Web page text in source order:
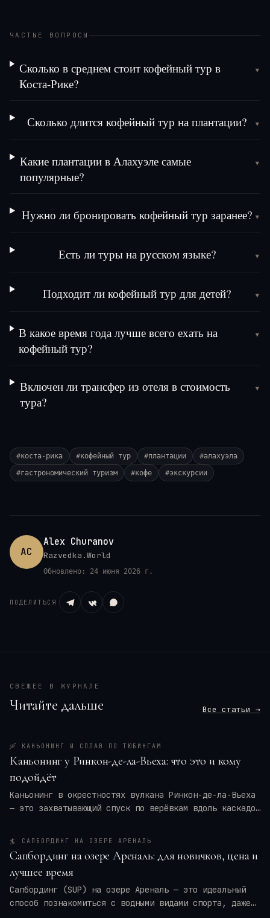
ЧАСТЫЕ ВОПРОСЫ
Сколько в среднем стоит кофейный тур в
Коста-Рике?
▾
Сколько длится кофейный тур на плантации? ▾
Какие плантации в Алахуэле самые
популярные?
▾
Нужно ли бронировать кофейный тур заранее? ▾
Есть ли туры на русском языке? ▾
Подходит ли кофейный тур для детей? ▾
В какое время года лучше всего ехать на
кофейный тур?
▾
Включен ли трансфер из отеля в стоимость
тура?
▾
#коста-рика #кофейный тур #плантации #алахуэла
#гастрономический туризм #кофе #экскурсии
AC
Alex Churanov
Razvedka.World
Обновлено: 24 июня 2026 г.
ПОДЕЛИТЬСЯ
СВЕЖЕЕ В ЖУРНАЛЕ
Читайте дальше Все статьи →
🛶 КАНЬОНИНГ И СПЛАВ ПО ТЮБИНГАМ
Каньонинг у Ринкон-де-ла-Вьеха: что это и кому
подойдёт
Каньонинг в окрестностях вулкана Ринкон-де-ла-Вьеха
— это захватывающий спуск по верёвкам вдоль каскадов
новичков или только для профи? Мы разберём программу
тура, требования к физической форме, оптимальные
месяцы и актуальные цены на 2026 год. Вы также
получите практические советы по экипировке и
безопасности, чтобы ваше путешествие вКоста-Рику
🏄 САПБОРДИНГ НА ОЗЕРЕ АРЕНАЛЬ
Сапбординг на озере Ареналь: для новичков, цена и
лучшее время
Сапбординг (SUP) на озере Ареналь — это идеальный
способ познакомиться с водными видами спорта, даже